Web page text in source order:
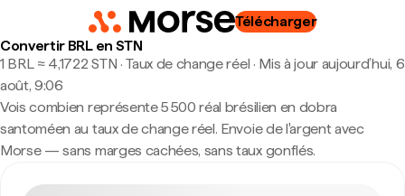
Télécharger
Convertir BRL en STN
1 BRL ≈ 4,1722 STN · Taux de change réel · Mis à jour aujourd’hui, 6
août, 9:06
Vois combien représente 5 500 réal brésilien en dobra
santoméen au taux de change réel. Envoie de l'argent avec
Morse — sans marges cachées, sans taux gonflés.